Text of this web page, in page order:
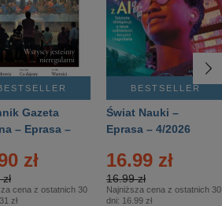
Gazeta
– Eprasa –
zł
cena z ostatnich 30
zł
BESTSELLER
Świat Nauki –
Eprasa – 4/2026
16.99 zł
16.99 zł
Najniższa cena z ostatnich 30
dni: 16.99 zł